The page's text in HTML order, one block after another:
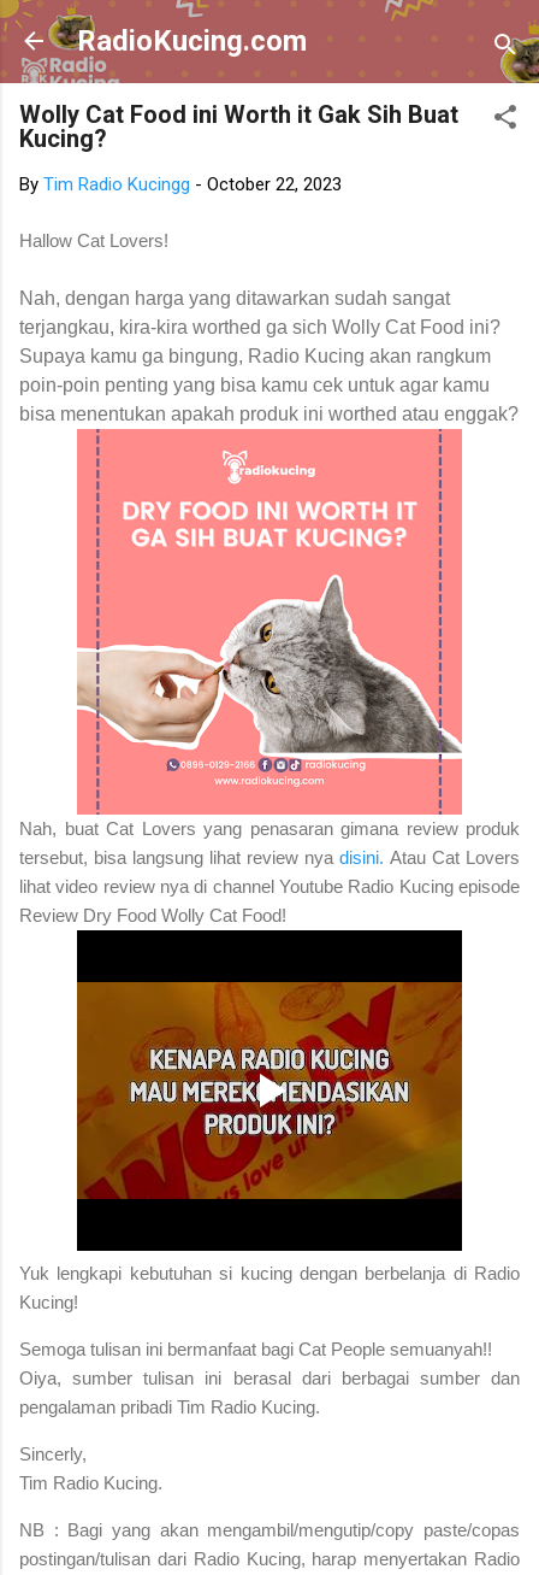
Skip to main content
RadioKucing.com
Wolly Cat Food ini Worth it Gak Sih Buat
Kucing?
By Tim Radio Kucingg - October 22, 2023
Hallow Cat Lovers!
Nah, dengan harga yang ditawarkan sudah sangat
terjangkau, kira-kira worthed ga sich Wolly Cat Food ini?
Supaya kamu ga bingung, Radio Kucing akan rangkum
poin-poin penting yang bisa kamu cek untuk agar kamu
bisa menentukan apakah produk ini worthed atau enggak?
Nah, buat Cat Lovers yang penasaran gimana review produk
tersebut, bisa langsung lihat review nya disini. Atau Cat Lovers
lihat video review nya di channel Youtube Radio Kucing episode
Review Dry Food Wolly Cat Food!
Yuk lengkapi kebutuhan si kucing dengan berbelanja di Radio
Kucing!
Semoga tulisan ini bermanfaat bagi Cat People semuanyah!!
Oiya, sumber tulisan ini berasal dari berbagai sumber dan
pengalaman pribadi Tim Radio Kucing.
Sincerly,
Tim Radio Kucing.
NB : Bagi yang akan mengambil/mengutip/copy paste/copas
postingan/tulisan dari Radio Kucing, harap menyertakan Radio